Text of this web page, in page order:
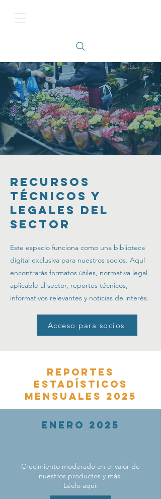
Recursos
Técnicos y
Legales del
Sector
Este espacio funciona como una biblioteca
digital exclusiva para nuestros socios. Aquí
encontrarás formatos útiles, normativa legal
aplicable al sector, reportes técnicos,
informativos relevantes y noticias de interés.
Acceso para socios
REPORTES
ESTADÍSTICOS
MENSUALES 2025
ENERO 2025
Crecimiento moderado en el valor de
nuestros productos y más.
Léelo aquí: